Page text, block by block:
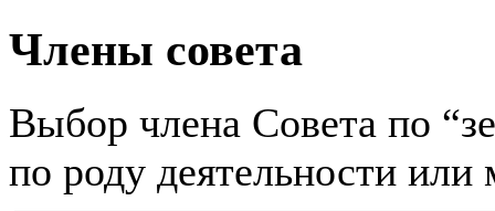
Члены совета
Выбор члена Совета по
по роду деятельности